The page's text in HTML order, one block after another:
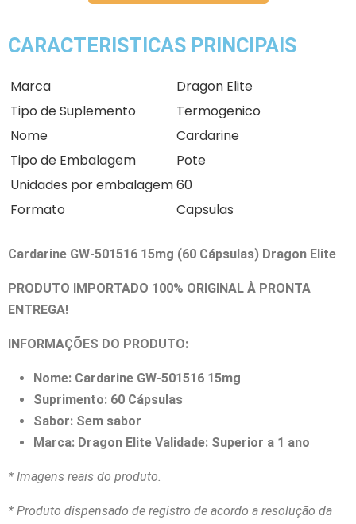
CARACTERISTICAS PRINCIPAIS
Marca
Dragon Elite
Tipo de Suplemento
Termogenico
Nome
Cardarine
Tipo de Embalagem
Pote
Unidades por embalagem60
Formato
Capsulas
Cardarine GW-501516 15mg (60 Cápsulas) Dragon Elite
PRODUTO IMPORTADO 100% ORIGINAL À PRONTA
ENTREGA!
INFORMAÇÕES DO PRODUTO:
Nome: Cardarine GW-501516 15mg
Suprimento: 60 Cápsulas
Sabor: Sem sabor
Marca: Dragon Elite Validade: Superior a 1 ano
* Imagens reais do produto.
* Produto dispensado de registro de acordo a resolução da